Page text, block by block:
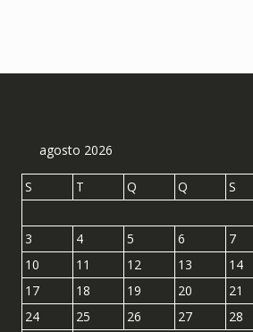
agosto 2026
S T Q Q S
3
4 5 6 7
10
11 12 13 14
17
18 19 20 21
24
25 26 27 28